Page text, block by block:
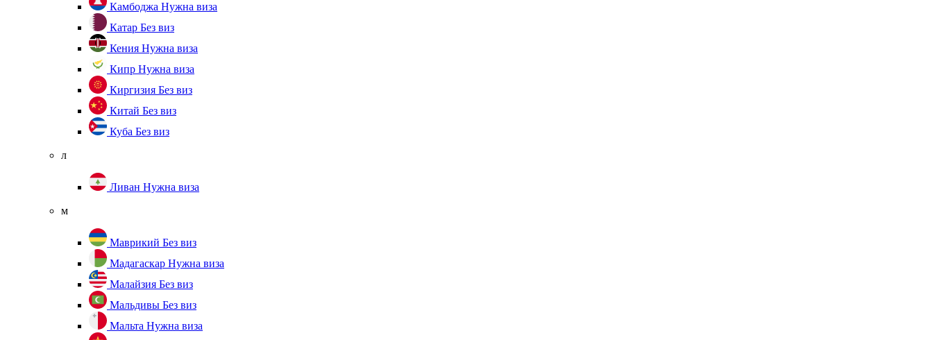
Камбоджа Нужна виза
Катар Без виз
Кения Нужна виза
Кипр Нужна виза
Киргизия Без виз
Китай Без виз
Куба Без виз
л
Ливан Нужна виза
м
Маврикий Без виз
Мадагаскар Нужна виза
Малайзия Без виз
Мальдивы Без виз
Мальта Нужна виза